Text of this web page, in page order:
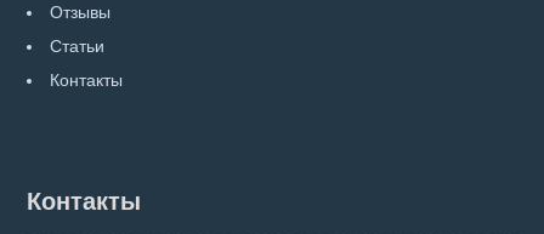
Отзывы
Статьи
Контакты
Контакты